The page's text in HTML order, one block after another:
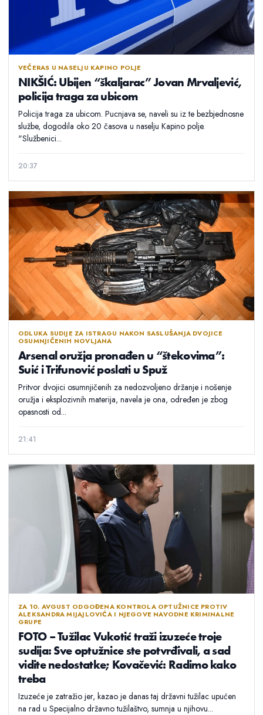
VEČERAS U NASELJU KAPINO POLJE
NIKŠIĆ: Ubijen “škaljarac” Jovan Mrvaljević,
policija traga za ubicom
Policija traga za ubicom. Pucnjava se, naveli su iz te bezbjednosne
službe, dogodila oko 20 časova u naselju Kapino polje.
"Službenici...
20:37
ODLUKA SUDIJE ZA ISTRAGU NAKON SASLUŠANJA DVOJICE
OSUMNJIČENIH NOVLJANA
Arsenal oružja pronađen u “štekovima”:
Suić i Trifunović poslati u Spuž
Pritvor dvojici osumnjičenih za nedozvoljeno držanje i nošenje
oružja i eksplozivnih materija, navela je ona, određen je zbog
opasnosti od...
21:41
ZA 10. AVGUST ODGOĐENA KONTROLA OPTUŽNICE PROTIV
ALEKSANDRA MIJAJLOVIĆA I NJEGOVE NAVODNE KRIMINALNE
GRUPE
FOTO – Tužilac Vukotić traži izuzeće troje
sudija: Sve optužnice ste potvrđivali, a sad
vidite nedostatke; Kovačević: Radimo kako
treba
Izuzeće je zatražio jer, kazao je danas taj državni tužilac upućen
na rad u Specijalno državno tužilaštvo, sumnja u njihovu...